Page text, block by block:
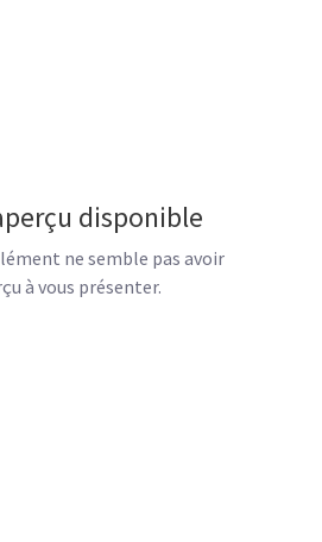
disponible
ne semble pas avoir
à vous présenter.